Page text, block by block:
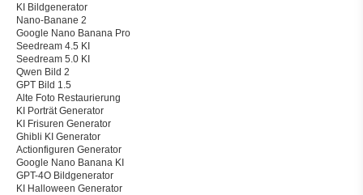
KI Bildgenerator
Nano-Banane 2
Google Nano Banana Pro
Seedream 4.5 KI
Seedream 5.0 KI
Qwen Bild 2
GPT Bild 1.5
Alte Foto Restaurierung
KI Porträt Generator
KI Frisuren Generator
Ghibli KI Generator
Actionfiguren Generator
Google Nano Banana KI
GPT-4O Bildgenerator
KI Halloween Generator